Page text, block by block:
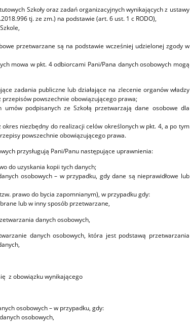
Szkoły oraz zadań organizacyjnych wynikających z ustawy
tj. ze zm.) na podstawie (art. 6 ust. 1 c RODO),
przetwarzane są na podstawie wcześniej udzielonej zgody w
mowa w pkt. 4 odbiorcami Pani/Pana danych osobowych mogą
zadania publiczne lub działające na zlecenie organów władzy
powszechnie obowiązującego prawa;
podpisanych ze Szkołą przetwarzają dane osobowe dla
niezbędny do realizacji celów określonych w pkt. 4, a po tym
powszechnie obowiązującego prawa.
przysługują Pani/Panu następujące uprawnienia:
do uzyskania kopii tych danych;
osobowych – w przypadku, gdy dane są nieprawidłowe lub
prawo do bycia zapomnianym), w przypadku gdy:
lub w inny sposób przetwarzane,
danych osobowych,
danych osobowych, która jest podstawą przetwarzania
z obowiązku wynikającego
osobowych – w przypadku, gdy:
osobowych,